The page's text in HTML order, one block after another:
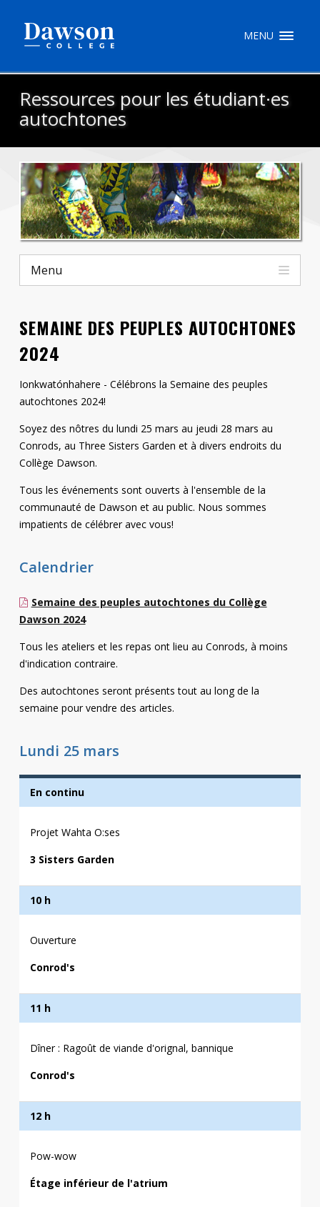
MENU
Ressources pour les étudiant·es
autochtones
Menu
SEMAINE DES PEUPLES AUTOCHTONES
2024
Ionkwatónhahere - Célébrons la Semaine des peuples
autochtones 2024!
Soyez des nôtres du lundi 25 mars au jeudi 28 mars au
Conrods, au Three Sisters Garden et à divers endroits du
Collège Dawson.
Tous les événements sont ouverts à l'ensemble de la
communauté de Dawson et au public. Nous sommes
impatients de célébrer avec vous!
Calendrier
Semaine des peuples autochtones du Collège
Dawson 2024
Tous les ateliers et les repas ont lieu au Conrods, à moins
d'indication contraire.
Des autochtones seront présents tout au long de la
semaine pour vendre des articles.
Lundi 25 mars
En continu
Projet Wahta O:ses
3 Sisters Garden
10 h
Ouverture
Conrod's
11 h
Dîner : Ragoût de viande d'orignal, bannique
Conrod's
12 h
Pow-wow
Étage inférieur de l'atrium
portail My Dawson///
À propos de Dawson
Comment postuler
Contact
Qui vous êtes